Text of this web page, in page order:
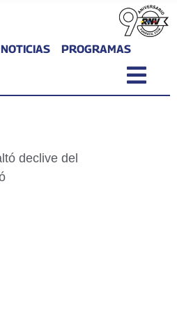
NOTICIAS PROGRAMAS